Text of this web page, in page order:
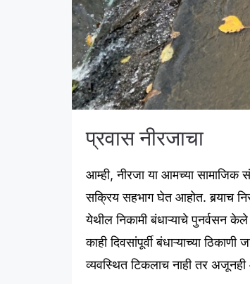
प्रवास नीरजाचा
आम्ही,नीरजा या आमच्या सामाजिक
सक्रिय सहभाग घेत आहोत.बर्‍याच
येथील निकामी बंधाऱ्याचे पुनर्वसन केले
काही दिवसांपूर्वी बंधाऱ्याच्या ठिकाणी
व्यवस्थित टिकलाच नाही तर अजूनही